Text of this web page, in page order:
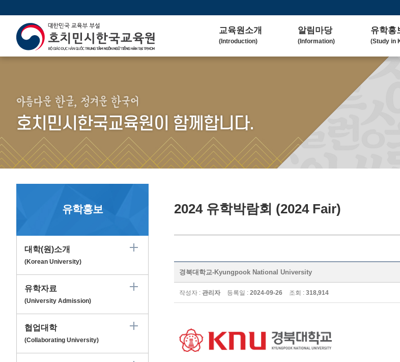
교육원소개
(Introduction)
(Main Duty)
(Korean Education)
연락처/위치
(Contact / Address)
알림마당
(Information)
언론보도
(Media Coverage)
유학홍
(Study in
대학(원)소개
(Korean
(2023 Fair)
아름다운 한글, 정겨운 한국어
호치민시한국교육원이 함께합니다.
유학홍보
대학(원)소개
(Korean University)
유학자료
(University Admission)
협업대학
(Collaborating University)
2024 유학박람회 (2024 Fair)
경북대학교-Kyungpook National University
작성자 : 관리자 등록일 : 2024-09-26 조회 : 318,914